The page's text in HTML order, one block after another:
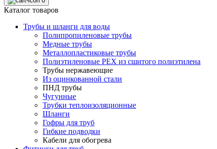
Каталог товаров
Трубы и шланги для воды
Полипропиленовые трубы
Медные трубы
Металлопластиковые трубы
Полиэтиленовые PEX из сшитого полиэтилена
Трубы нержавеющие
Из оцинкованной стали
ПНД трубы
Чугунные
Трубки теплоизоляционные
Шланги
Гофры для труб
Гибкие подводки
Кабели для обогрева